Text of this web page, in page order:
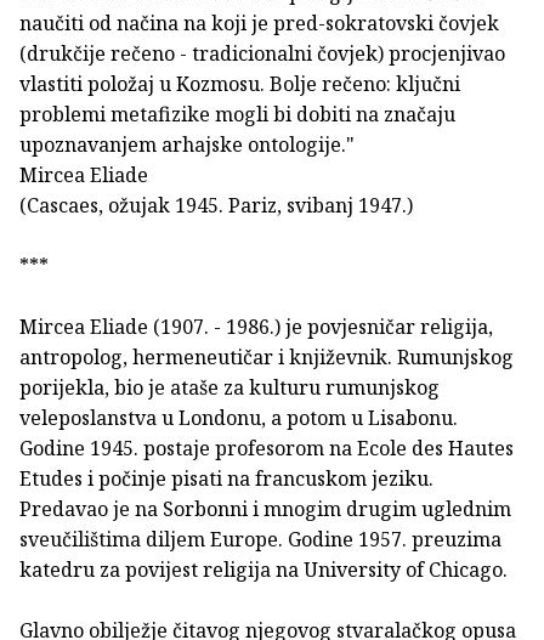
naučiti od načina na koji je pred-sokratovski čovjek
(drukčije rečeno - tradicionalni čovjek) procjenjivao
vlastiti položaj u Kozmosu. Bolje rečeno: ključni
problemi metafizike mogli bi dobiti na značaju
upoznavanjem arhajske ontologije."
Mircea Eliade
(Cascaes, ožujak 1945. Pariz, svibanj 1947.)
***
Mircea Eliade (1907. - 1986.) je povjesničar religija,
antropolog, hermeneutičar i književnik. Rumunjskog
porijekla, bio je ataše za kulturu rumunjskog
veleposlanstva u Londonu, a potom u Lisabonu.
Godine 1945. postaje profesorom na Ecole des Hautes
Etudes i počinje pisati na francuskom jeziku.
Predavao je na Sorbonni i mnogim drugim uglednim
sveučilištima diljem Europe. Godine 1957. preuzima
katedru za povijest religija na University of Chicago.
Glavno obilježje čitavog njegovog stvaralačkog opusa